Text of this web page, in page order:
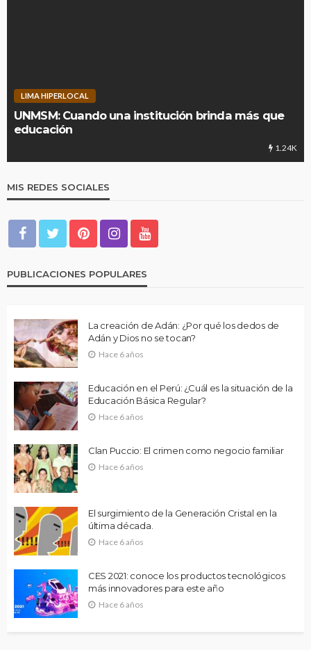
LIMA HIPERLOCAL
UNMSM: Cuando una institución brinda más que
educación
1.24K
MIS REDES SOCIALES
PUBLICACIONES POPULARES
La creación de Adán: ¿Por qué los dedos de
Adán y Dios no se tocan?
Hace 6 años
Educación en el Perú: ¿Cuál es la situación de la
Educación Básica Regular?
Hace 6 años
Clan Puccio: El crimen como negocio familiar
Hace 6 años
El surgimiento de la Generación Cristal en la
última década.
Hace 6 años
CES 2021: conoce los productos tecnológicos
más innovadores para este año
Hace 6 años